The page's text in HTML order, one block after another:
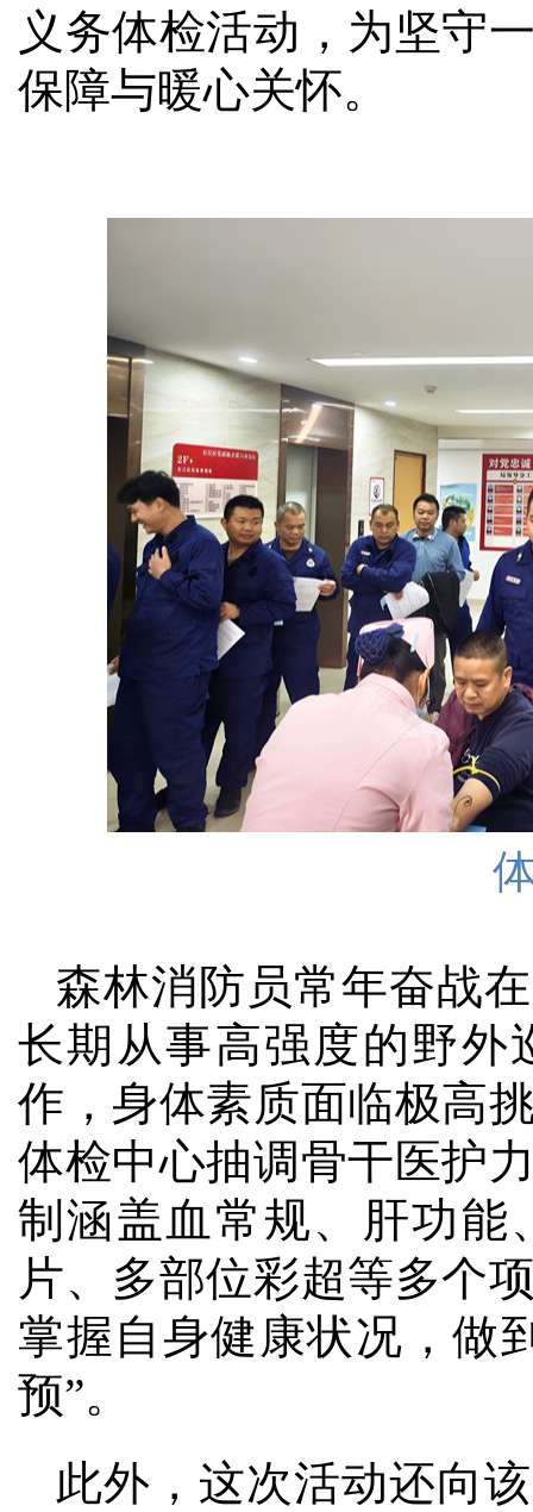
义务体检活动，为坚守
保障与暖心关怀。
森林消防员常年奋战
长期从事高强度的野外
作，身体素质面临极高
体检中心抽调骨干医护
制涵盖血常规、肝功能
片、多部位彩超等多个
掌握自身健康状况，做
预”。
此外，这次活动还向